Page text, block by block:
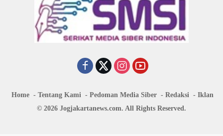
Home Tentang Kami Pedoman Media Siber Redaksi
Iklan
© 2026 Jogjakartanews.com. All Rights Reserved.